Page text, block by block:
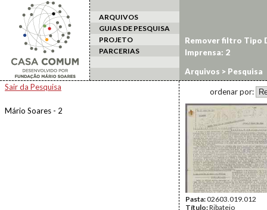
ARQUIVOS
GUIAS DE PESQUISA
PROJETO
PARCERIAS
Arquivos > Pesquisa
Sair da Pesquisa
Mário Soares - 2
Remover filtro Tipo
Imprensa: 2
ordenar por:
Pasta:02603.019.012
Título:Ribatejo